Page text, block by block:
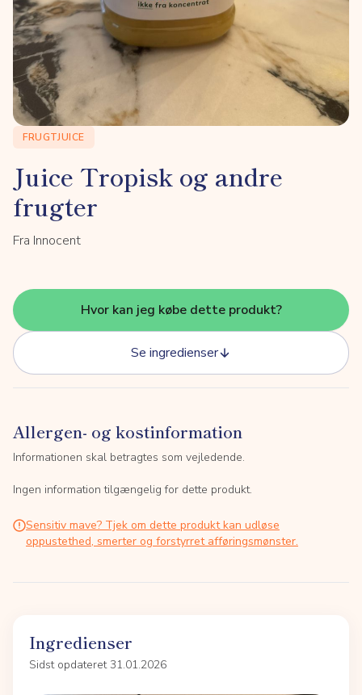
FRUGTJUICE
Juice Tropisk og andre
frugter
Fra Innocent
Hvor kan jeg købe dette produkt?
Se ingredienser
Allergen- og kostinformation
Informationen skal betragtes som vejledende.
Ingen information tilgængelig for dette produkt.
Sensitiv mave? Tjek om dette produkt kan udløse
oppustethed, smerter og forstyrret afføringsmønster.
Ingredienser
Sidst opdateret 31.01.2026